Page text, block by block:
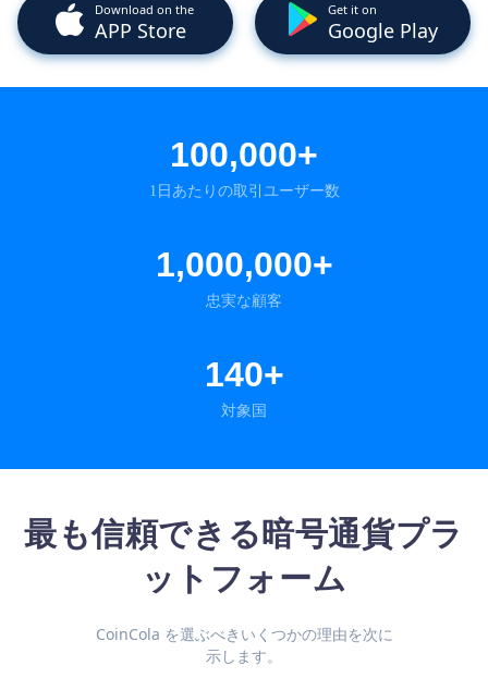
Download on the
APP Store
Get it on
Google Play
100,000+
1日あたりの取引ユーザー数
1,000,000+
忠実な顧客
140+
対象国
最も信頼できる暗号通貨プラ
ットフォーム
CoinCola を選ぶべきいくつかの理由を次に
示します。